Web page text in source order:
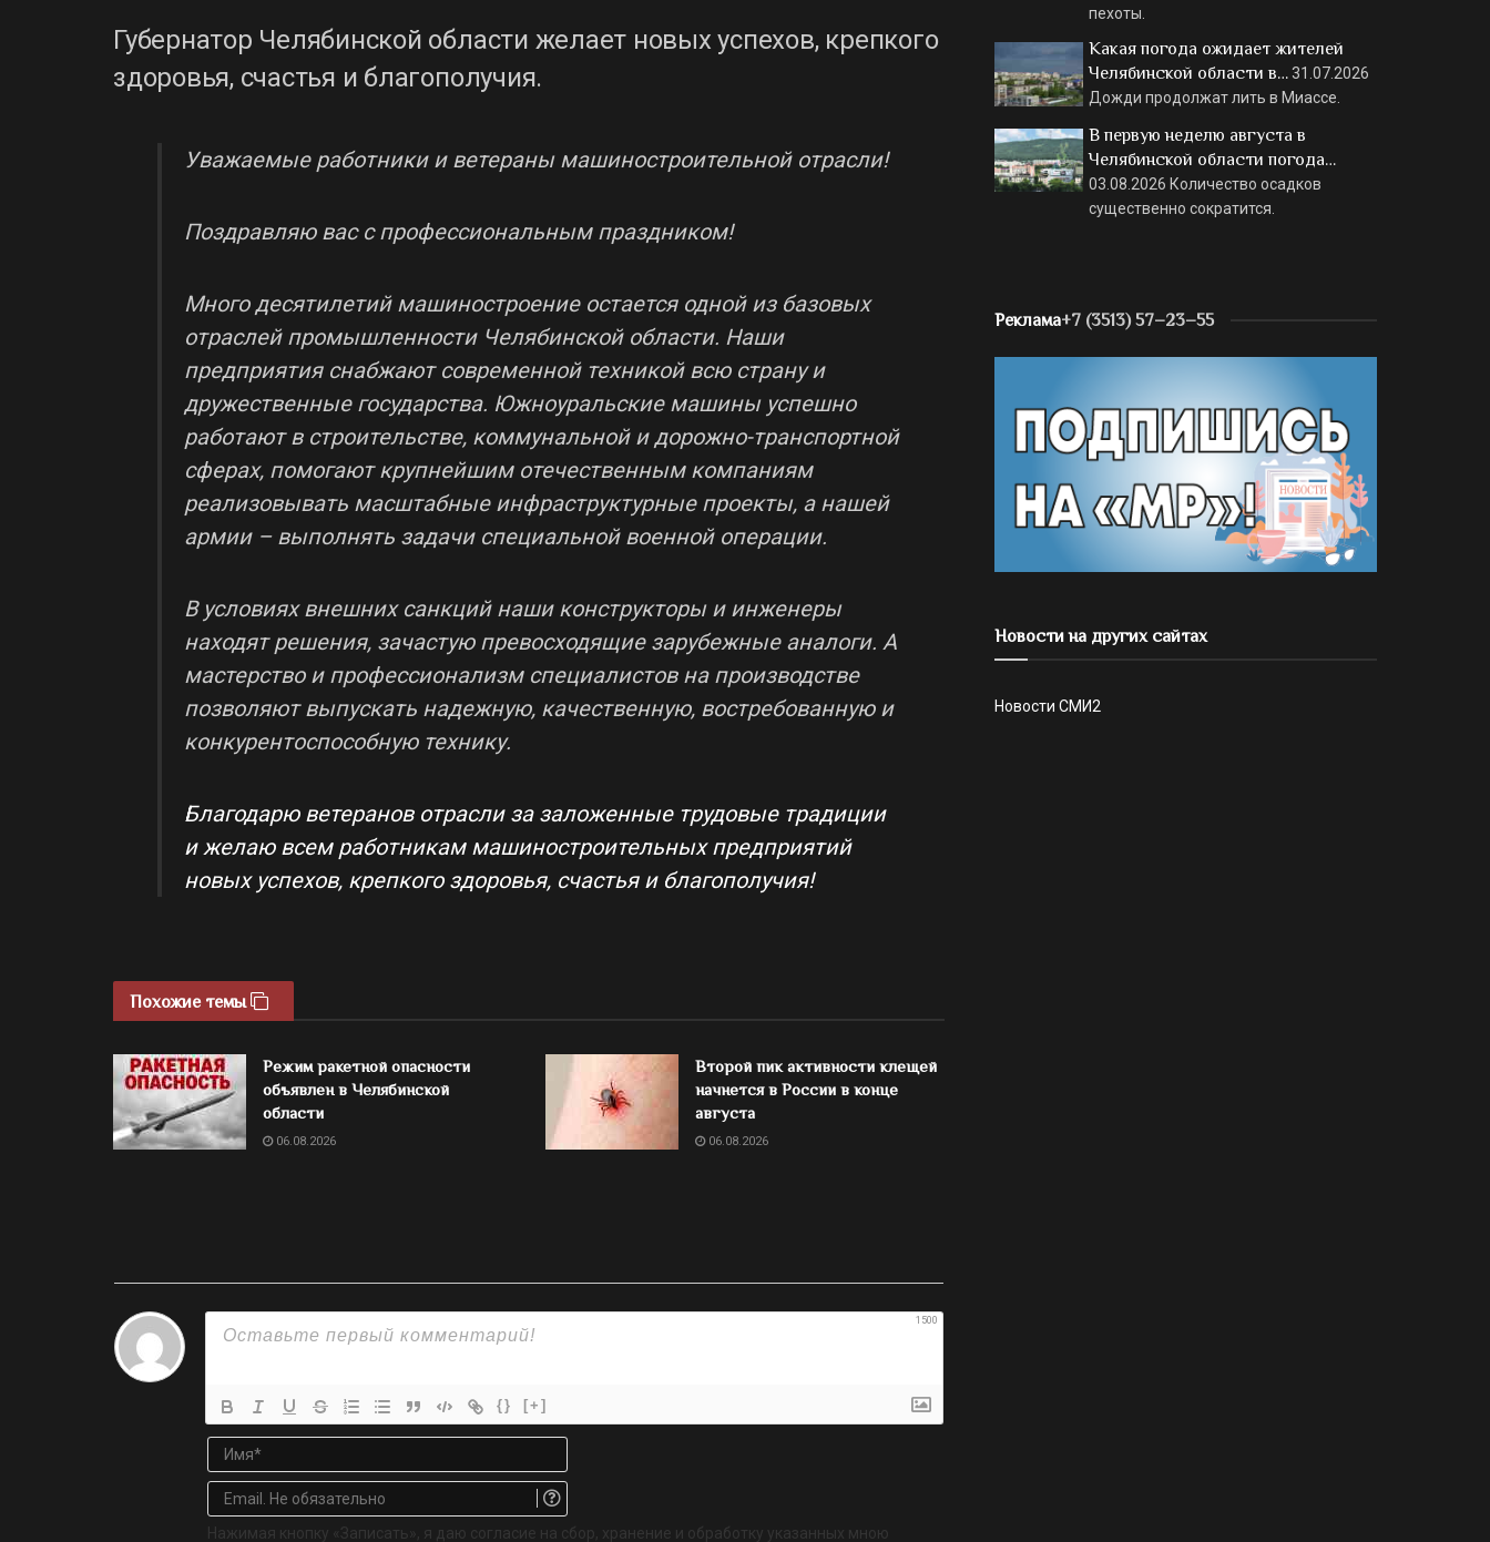
Губернатор Челябинской области желает новых успехов, крепкого
здоровья, счастья и благополучия.
Уважаемые работники и ветераны машиностроительной отрасли!
Поздравляю вас с профессиональным праздником!
Много десятилетий машиностроение остается одной из базовых
отраслей промышленности Челябинской области. Наши
предприятия снабжают современной техникой всю страну и
дружественные государства. Южноуральские машины успешно
работают в строительстве, коммунальной и дорожно-транспортной
сферах, помогают крупнейшим отечественным компаниям
реализовывать масштабные инфраструктурные проекты, а нашей
армии – выполнять задачи специальной военной операции.
В условиях внешних санкций наши конструкторы и инженеры
находят решения, зачастую превосходящие зарубежные аналоги. А
мастерство и профессионализм специалистов на производстве
позволяют выпускать надежную, качественную, востребованную и
конкурентоспособную технику.
Благодарю ветеранов отрасли за заложенные трудовые традиции
и желаю всем работникам машиностроительных предприятий
новых успехов, крепкого здоровья, счастья и благополучия!
Похожие темы
Режим ракетной опасности
объявлен в Челябинской
области
06.08.2026
Второй пик активности клещей
начнется в России в конце
августа
06.08.2026
1500
{} [+]
Имя*
Email.
обязательно
Нажимая кнопку «Записать», я даю согласие на сбор, хранение и обработку указанных мною
пехоты.
Какая погода ожидает жителей
Челябинской области в…31.07.2026
Дожди продолжат лить в Миассе.
В первую неделю августа в
Челябинской области погода…
03.08.2026 Количество осадков
существенно сократится.
Реклама+7 (3513) 57–23–55
Новости на других сайтах
Новости СМИ2